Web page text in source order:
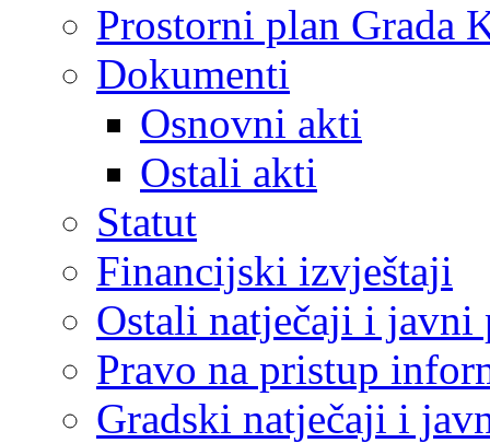
Prostorni plan Grada
Dokumenti
Osnovni akti
Ostali akti
Statut
Financijski izvještaji
Ostali natječaji i javni
Pravo na pristup
Gradski natječaji i